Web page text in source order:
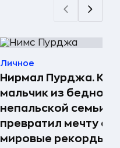
Личное
Нирмал Пурджа. Как
мальчик из бедной
непальской семьи
превратил мечту о
мировые рекорды и